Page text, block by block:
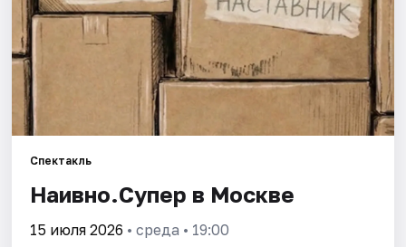
Экскурсии
Спорт
События
Города
Площадки
Спектакль
Наивно.Супер в Москве
15 июля 2026 • среда • 19:00